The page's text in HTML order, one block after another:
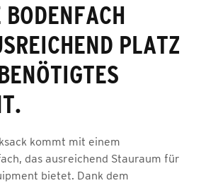
PLATZ
kommt mit einem
das ausreichend Stauraum für
bietet. Dank dem